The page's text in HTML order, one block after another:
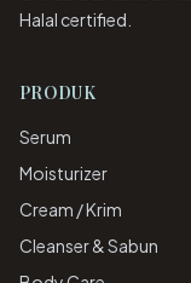
Halal certified.
PRODUK
Serum
Moisturizer
Cream / Krim
Cleanser & Sabun